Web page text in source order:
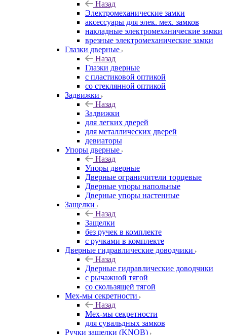
Назад
Электромеханические замки
аксессуары для элек. мех. замков
накладные электромеханические замки
врезные электромеханические замки
Глазки дверные
Назад
Глазки дверные
с пластиковой оптикой
со стеклянной оптикой
Задвижки
Назад
Задвижки
для легких дверей
для металлических дверей
девиаторы
Упоры дверные
Назад
Упоры дверные
Дверные ограничители торцевые
Дверные упоры напольные
Дверные упоры настенные
Защелки
Назад
Защелки
без ручек в комплекте
с ручками в комплекте
Дверные гидравлические доводчики
Назад
Дверные гидравлические доводчики
с рычажной тягой
со скользящей тягой
Мех-мы секретности
Назад
Мех-мы секретности
для сувальдных замков
Ручки защелки (KNOB)